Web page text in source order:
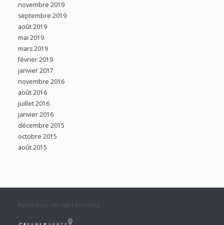
novembre 2019
septembre 2019
août 2019
mai 2019
mars 2019
février 2019
janvier 2017
novembre 2016
août 2016
juillet 2016
janvier 2016
décembre 2015
octobre 2015
août 2015
©2026 yuzu · All Right Reserved.